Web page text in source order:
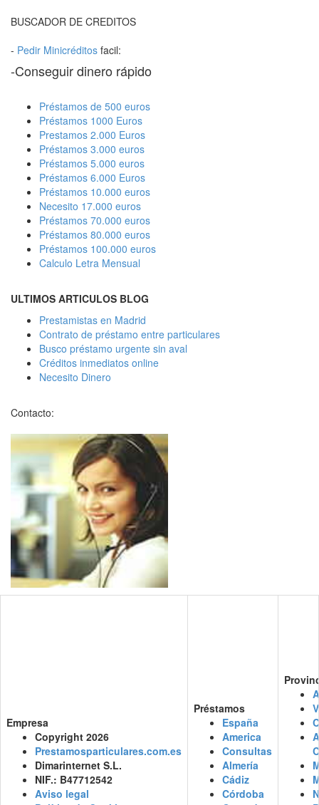
BUSCADOR DE CREDITOS
- Pedir Minicréditos facil:
-Conseguir dinero rápido
Préstamos de 500 euros
Préstamos 1000 Euros
Prestamos 2.000 Euros
Préstamos 3.000 euros
Préstamos 5.000 euros
Préstamos 6.000 Euros
Préstamos 10.000 euros
Necesito 17.000 euros
Préstamos 70.000 euros
Préstamos 80.000 euros
Préstamos 100.000 euros
Calculo Letra Mensual
ULTIMOS ARTICULOS BLOG
Prestamistas en Madrid
Contrato de préstamo entre particulares
Busco préstamo urgente sin aval
Créditos inmediatos online
Necesito Dinero
Contacto:
Empresa
Copyright 2026
Prestamosparticulares.com.es
Dimarinternet S.L.
NIF.: B47712542
Aviso legal
Préstamos
España
America
Consultas
Almería
Cádiz
Córdoba
A